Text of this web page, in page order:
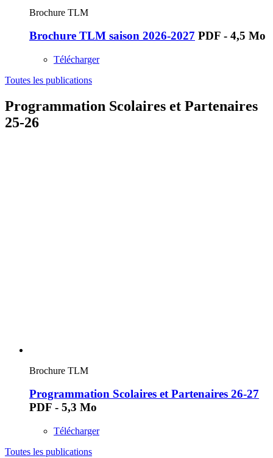
Brochure TLM
Brochure TLM saison 2026-2027 PDF - 4,5 Mo
Télécharger
Toutes les publications
Programmation Scolaires et Partenaires
25-26
Brochure TLM
Programmation Scolaires et Partenaires 26-27
PDF - 5,3 Mo
Télécharger
Toutes les publications